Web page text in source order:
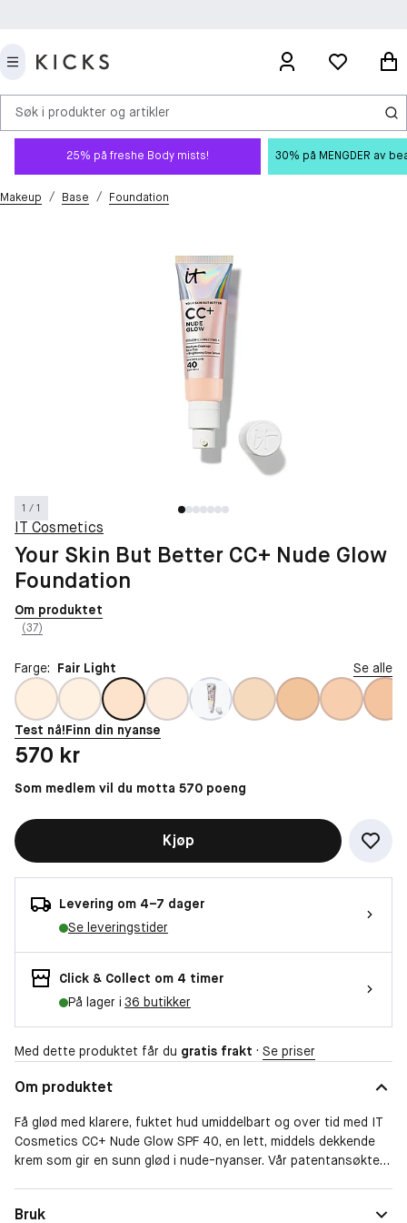
Søk i produkter og artikler
25% på freshe Body mists! 30% på MENGDER av
Makeup / Base / Foundation
1 / 1
IT Cosmetics
Your Skin But Better CC+ Nude Glow
Foundation
Om produktet
(37)
Farge: Fair Light Se alle
Test nå!Finn din nyanse
Pris: 570 kr
570 kr
Som medlem vil du motta 570 poeng
Kjøp
Levering om 4–7 dager
Se leveringstider
Click & Collect om 4 timer
På lager i 36 butikker
Med dette produktet får du gratis frakt · Se priser
Om produktet
Få glød med klarere, fuktet hud umiddelbart og over tid med IT
Cosmetics CC+ Nude Glow SPF 40, en lett, middels dekkende
krem som gir en sunn glød i nude-nyanser. Vår patentansøkte
ekstrakt av grønn te.
Bruk